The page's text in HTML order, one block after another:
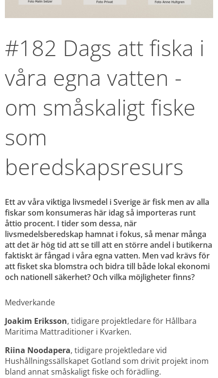
#182 Dags att fiska i
våra egna vatten -
om småskaligt fiske
som
beredskapsresurs
Ett av våra viktiga livsmedel i Sverige är fisk men av alla
fiskar som konsumeras här idag så importeras runt
åttio procent. I tider som dessa, när
livsmedelsberedskap hamnat i fokus, så menar många
att det är hög tid att se till att en större andel i butikerna
faktiskt är fångad i våra egna vatten. Men vad krävs för
att fisket ska blomstra och bidra till både lokal ekonomi
och nationell säkerhet? Och vilka möjligheter finns?
Medverkande
Joakim Eriksson, tidigare projektledare för Hållbara
Maritima Mattraditioner i Kvarken.
Riina Noodapera, tidigare projektledare vid
Hushållningssällskapet Gotland som drivit projekt inom
bland annat småskaligt fiske och förädling.